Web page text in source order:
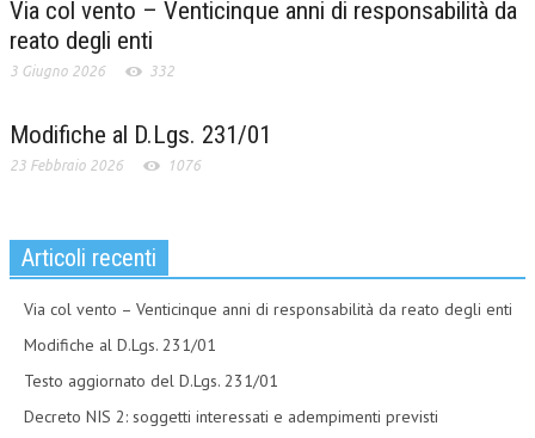
Via col vento – Venticinque anni di responsabilità da
reato degli enti
3 Giugno 2026 332
Modifiche al D.Lgs. 231/01
23 Febbraio 2026 1076
Articoli recenti
Via col vento – Venticinque anni di responsabilità da reato degli enti
Modifiche al D.Lgs. 231/01
Testo aggiornato del D.Lgs. 231/01
Decreto NIS 2: soggetti interessati e adempimenti previsti